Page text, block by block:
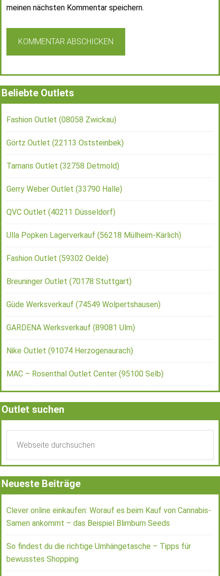
meinen nächsten Kommentar speichern.
Beliebte Outlets
Fashion Outlet (08058 Zwickau)
Görtz Outlet (22113 Oststeinbek)
Tamaris Outlet (32758 Detmold)
Gerry Weber Outlet (33790 Halle)
QVC Outlet (40211 Düsseldorf)
Ulla Popken Lagerverkauf (56218 Mülheim-Kärlich)
Fashion Outlet (59302 Oelde)
Breuninger Outlet (70178 Stuttgart)
Güde Werksverkauf (74549 Wolpertshausen)
GARDENA Werksverkauf (89081 Ulm)
Nike Outlet (91074 Herzogenaurach)
MAC – Rosenthal Outlet Center (95100 Selb)
Outlet suchen
Neueste Beiträge
Clever online einkaufen: Worauf es beim Kauf von Cannabis-
Samen ankommt – das Beispiel Blimburn Seeds
So findest du die richtige Umhängetasche – Tipps für
bewusstes Shopping